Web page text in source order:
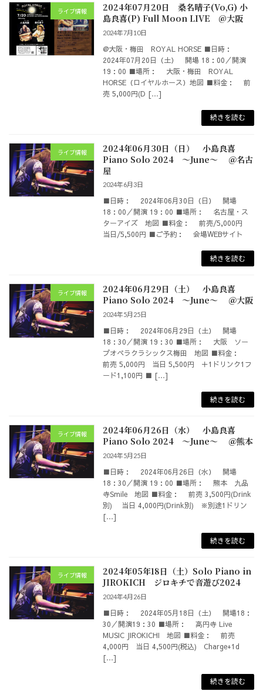
ライブ情報
2024年07月20日 桑名晴子(Vo,G) 小
島良喜(P) Full Moon LIVE @大阪
2024年7月10日
@大阪・梅田 ROYAL HORSE ■日時：
2024年07月20日（土） 開場 18：00／開演
19：00 ■場所： 大阪・梅田 ROYAL
HORSE（ロイヤルホース）地図 ■料金： 前
売 5,000円(D […]
続きを読む
ライブ情報
2024年06月30日（日） 小島良喜
Piano Solo 2024 ～June～ ＠名古
屋
2024年6月3日
■日時： 2024年06月30日（日） 開場
18：00／開演 19：00 ■場所： 名古屋・ス
ターアイズ 地図 ■料金： 前売/5,000円
当日/5,500円 ■ご予約： 会場WEBサイト
続きを読む
ライブ情報
2024年06月29日（土） 小島良喜
Piano Solo 2024 ～June～ ＠大阪
2024年5月25日
■日時： 2024年06月29日（土） 開場
18：30／開演 19：30 ■場所： 大阪 ソー
プオペラクラシックス梅田 地図 ■料金：
前売 5,000円 当日 5,500円 ＋1ドリンク1フ
ード1,100円 ■ […]
続きを読む
ライブ情報
2024年06月26日（水） 小島良喜
Piano Solo 2024 ～June～ ＠熊本
2024年5月25日
■日時： 2024年06月26日（水） 開場
18：30／開演 19：00 ■場所： 熊本 九品
寺Smile 地図 ■料金： 前売 3,500円(Drink
別) 当日 4,000円(Drink別) ※別途1ドリン
[…]
続きを読む
ライブ情報
2024年05年18日（土）Solo Piano in
JIROKICH ジロキチで音遊び2024
2024年4月26日
■日時： 2024年05月18日（土） 開場18：
30／開演19：30 ■場所： 高円寺 Live
MUSIC JIROKICHI 地図 ■料金： 前売
4,000円 当日 4,500円(税込) Charge+1d
[…]
続きを読む